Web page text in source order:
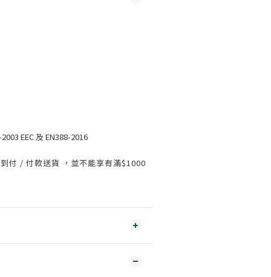
EEC 及 EN388-2016
付 / 付款送貨 ，並不能享有滿$1000